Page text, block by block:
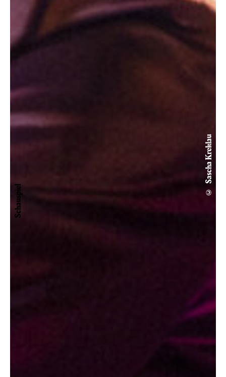
Schauspiel
© Sascha Kreklau